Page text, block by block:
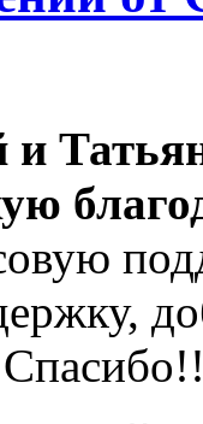
и